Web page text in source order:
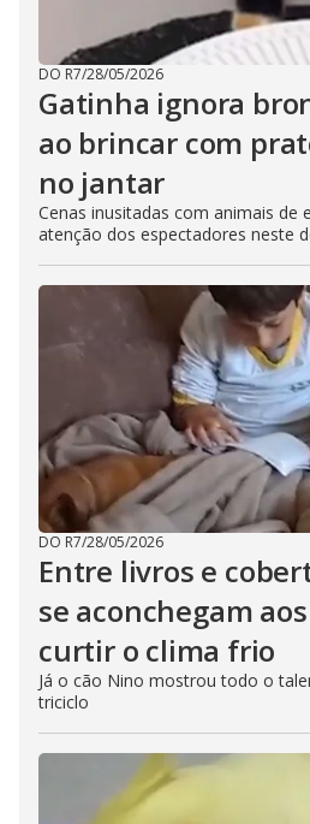
DO R7/28/05/2026
Gatinha ignora
ao brincar com
no jantar
Cenas inusitadas com animais de
atenção dos espectadores neste
DO R7/28/05/2026
Entre livros e
se aconchegam
curtir o clima frio
Já o cão Nino mostrou todo o
triciclo